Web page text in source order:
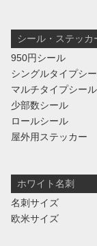
シール・ステッカ
950円シール
シングルタイプシ
マルチタイプシール
少部数シール
ロールシール
屋外用ステッカー
ホワイト名刺
名刺サイズ
欧米サイズ